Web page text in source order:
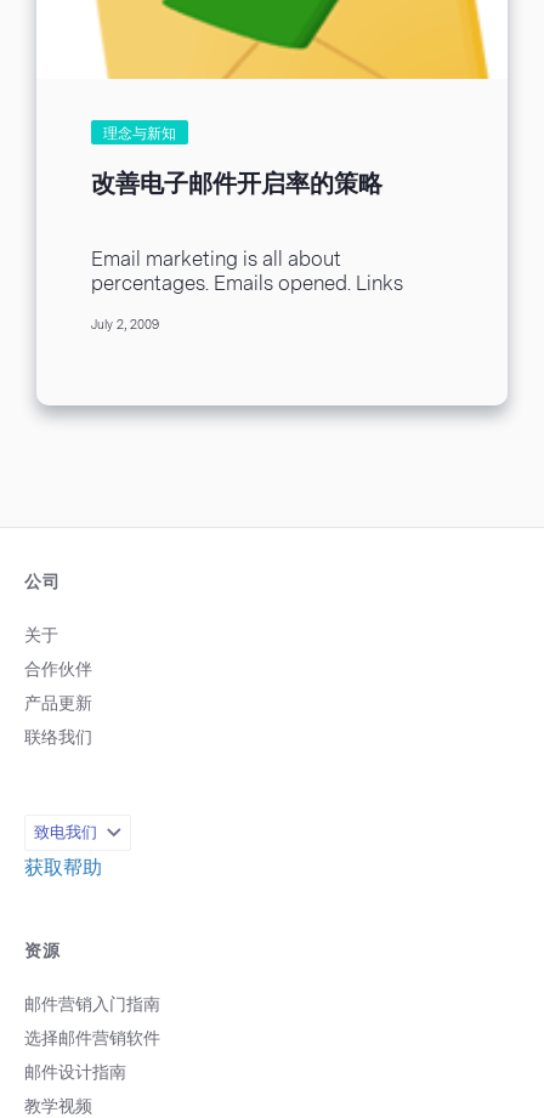
理念与新知
改善电子邮件开启率的策略
Email marketing is all about
percentages. Emails opened. Links
of this matters without the...
July 2, 2009
公司
关于
合作伙伴
产品更新
联络我们
致电我们
获取帮助
资源
邮件营销入门指南
选择邮件营销软件
邮件设计指南
教学视频